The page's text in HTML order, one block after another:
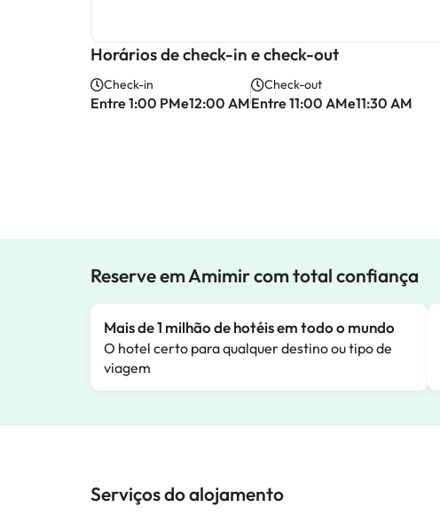
Horários de check-in e check-out
Check-in
Entre 1:00 PMe12:00 AM
Check-out
Entre 11:00 AMe11:30 AM
Reserve em Amimir com total confiança
Mais de 1 milhão de hotéis em todo o mundo
O hotel certo para qualquer destino ou tipo de
viagem
Serviços do alojamento